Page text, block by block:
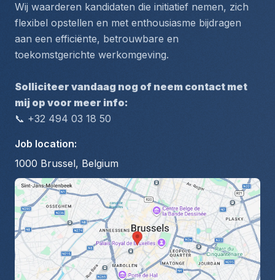
Wij waarderen kandidaten die initiatief nemen, zich
flexibel opstellen en met enthousiasme bijdragen
aan een efficiënte, betrouwbare en
toekomstgerichte werkomgeving.
Solliciteer vandaag nog of neem contact met
mij op voor meer info:
📞 +32 494 03 18 50
Job location:
1000 Brussel, Belgium